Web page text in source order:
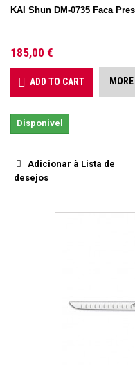
KAI Shun DM-0735 Faca
185,00 €
ADD TO CART MORE
Disponivel
Adicionar à Lista de
desejos